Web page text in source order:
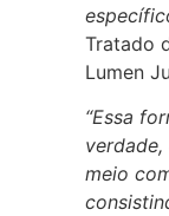
Tratado
Lumen
“Essa
meio